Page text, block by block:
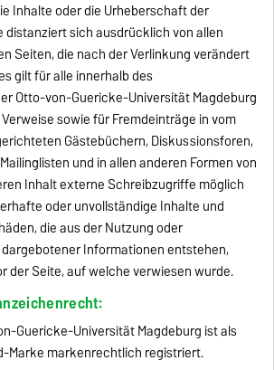
Inhalte oder die Urheberschaft der
distanziert sich ausdrücklich von allen
Seiten, die nach der Verlinkung verändert
gilt für alle innerhalb des
Otto-von-Guericke-Universität Magdeburg
sowie für Fremdeinträge in vom
Gästebüchern, Diskussionsforen,
und in allen anderen Formen von
Inhalt externe Schreibzugriffe möglich
oder unvollständige Inhalte und
die aus der Nutzung oder
Informationen entstehen,
der Seite, auf welche verwiesen wurde.
Guericke-Universität Magdeburg ist als
Marke markenrechtlich registriert.